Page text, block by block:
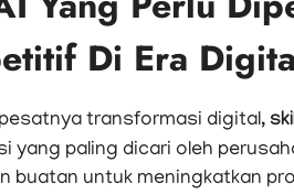
Di Era
transformasi digital,
yang paling dicari oleh
buatan untuk meningkatkan